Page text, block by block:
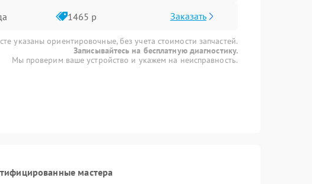
1465 р Заказать
указаны ориентировочные, без учета стоимости запчастей.
Записывайтесь на бесплатную диагностику.
Мы проверим ваше устройство и укажем на неисправность.
мастера